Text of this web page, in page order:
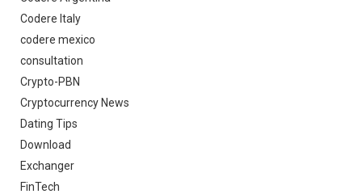
Codere Italy
codere mexico
consultation
Crypto-PBN
Cryptocurrency News
Dating Tips
Download
Exchanger
FinTech